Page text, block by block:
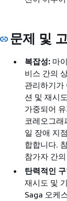
문제 및
복잡성: 마
비스 간의
관리하기가
션 및 재시
가중되어
코레오그래
일 장애 지
합합니다.
참가자 간
탄력적인
재시도 및
Saga 오케